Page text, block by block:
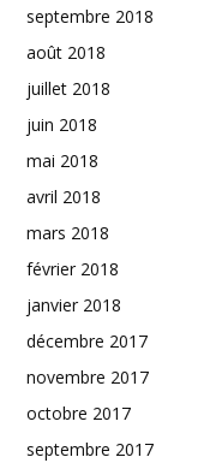
septembre 2018
août 2018
juillet 2018
juin 2018
mai 2018
avril 2018
mars 2018
février 2018
janvier 2018
décembre 2017
novembre 2017
octobre 2017
septembre 2017